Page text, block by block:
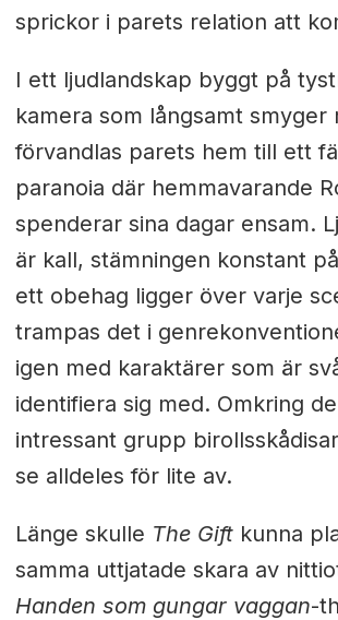
sprickor i parets relation att
I ett ljudlandskap byggt på
kamera som långsamt smyger
förvandlas parets hem till ett
paranoia där hemmavarande
spenderar sina dagar ensam.
är kall, stämningen konstant
ett obehag ligger över varje
trampas det i
igen med karaktärer som är
identifiera sig med. Omkring
intressant grupp
se alldeles för lite av.
Länge skulle The Giftkunna
samma uttjatade skara av
Handen som gungar vaggan-